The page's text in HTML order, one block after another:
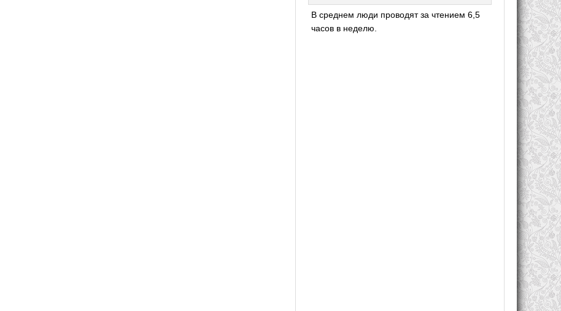
В среднем люди проводят за чтением 6,5
часов в неделю.